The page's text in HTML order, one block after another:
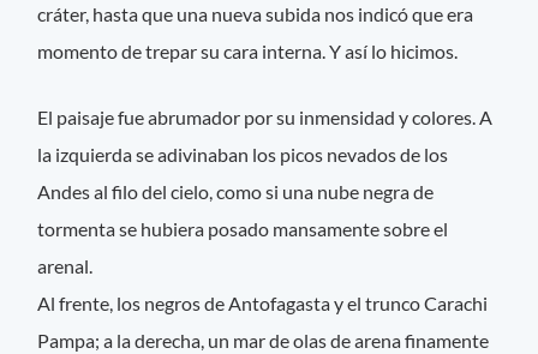
cráter, hasta que una nueva subida nos indicó que era
momento de trepar su cara interna. Y así lo hicimos.
El paisaje fue abrumador por su inmensidad y colores. A
la izquierda se adivinaban los picos nevados de los
Andes al filo del cielo, como si una nube negra de
tormenta se hubiera posado mansamente sobre el
arenal.
Al frente, los negros de Antofagasta y el trunco Carachi
Pampa; a la derecha, un mar de olas de arena finamente